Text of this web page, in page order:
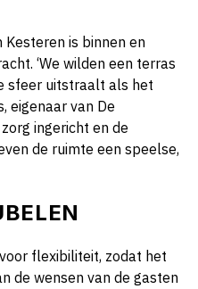
is binnen en
‘We wilden een terras
sfeer uitstraalt als het
eigenaar van De
ingericht en de
de ruimte een speelse,
flexibiliteit, zodat het
de wensen van de gasten